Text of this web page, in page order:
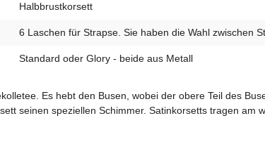
Halbbrustkorsett
6 Laschen für Strapse. Sie haben die Wahl zwischen
Standard oder Glory - beide aus Metall
Es hebt den Busen, wobei der obere Teil des
seinen speziellen Schimmer. Satinkorsetts tragen